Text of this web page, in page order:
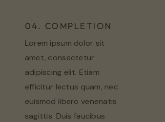
04. COMPLETION
Lorem ipsum dolor sit
amet, consectetur
adipiscing elit. Etiam
efficitur lectus quam, nec
euismod libero venenatis
sagittis. Duis faucibus